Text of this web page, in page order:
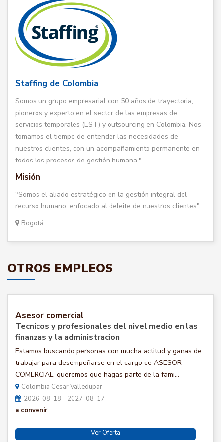
Staffing de Colombia
Somos un grupo empresarial con 50 años de trayectoria,
pioneros y experto en el sector de las empresas de
servicios temporales (EST) y outsourcing en Colombia. Nos
tomamos el tiempo de entender las necesidades de
nuestros clientes, con un acompañamiento permanente en
todos los procesos de gestión humana."
Misión
"Somos el aliado estratégico en la gestión integral del
recurso humano, enfocado al deleite de nuestros clientes".
Bogotá
OTROS EMPLEOS
Asesor comercial
Tecnicos y profesionales del nivel medio en las
finanzas y la administracion
Estamos buscando personas con mucha actitud y ganas de
trabajar para desempeñarse en el cargo de ASESOR
COMERCIAL, queremos que hagas parte de la fami...
Colombia Cesar Valledupar
2026-08-18 - 2027-08-17
a convenir
Ver Oferta